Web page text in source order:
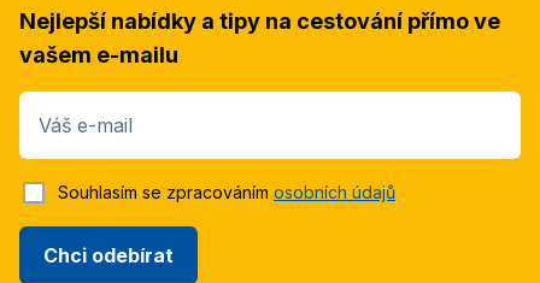
Nejlepší nabídky a tipy na cestování přímo ve
vašem e-mailu
Váš e-mail
Chci odebírat
Souhlasím se zpracováním osobních údajů